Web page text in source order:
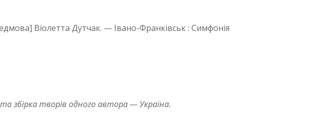
Віолетта Дутчак. — Івано-Франківськ : Симфонія
збірка творів одного автора — Україна.